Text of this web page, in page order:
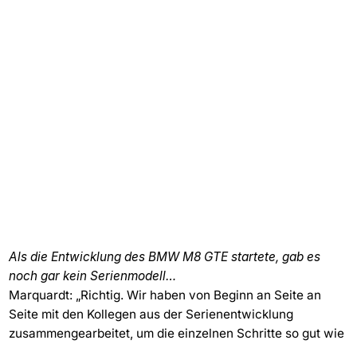
Als die Entwicklung des BMW M8 GTE startete, gab es
noch gar kein Serienmodell…
Marquardt: „Richtig. Wir haben von Beginn an Seite an
Seite mit den Kollegen aus der Serienentwicklung
zusammengearbeitet, um die einzelnen Schritte so gut wie